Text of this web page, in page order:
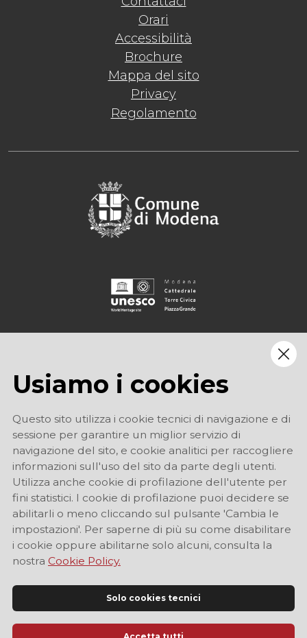
Orari
Accessibilità
Brochure
Mappa del sito
Privacy
Regolamento
Usiamo i cookies
Questo sito utilizza i cookie tecnici di navigazione e di
sessione per garantire un miglior servizio di
navigazione del sito, e cookie analitici per raccogliere
informazioni sull'uso del sito da parte degli utenti.
Utilizza anche cookie di profilazione dell'utente per
fini statistici. I cookie di profilazione puoi decidere se
abilitarli o meno cliccando sul pulsante 'Cambia le
impostazioni'. Per saperne di più su come disabilitare
i cookie oppure abilitarne solo alcuni, consulta la
nostra Cookie Policy.
Solo cookies tecnici